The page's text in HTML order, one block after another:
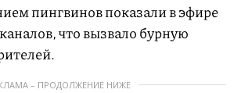
пингвинов показали в эфире
что вызвало бурную
– ПРОДОЛЖЕНИЕ НИЖЕ